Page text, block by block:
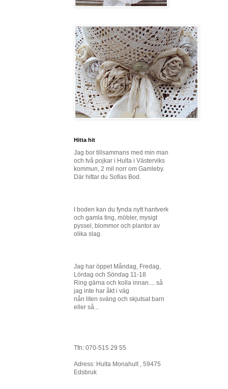
Hitta hit
Jag bor tillsammans med min man
och två pojkar i Hulta i Västerviks
kommun, 2 mil norr om Gamleby.
Där hittar du Sofias Bod.
I boden kan du fynda nytt hantverk
och gamla ting, möbler, mysigt
pyssel, blommor och plantor av
olika slag.
Jag har öppet Måndag, Fredag,
Lördag och Söndag 11-18
Ring gärna och kolla innan.... så
jag inte har åkt i väg
nån liten sväng och skjutsat barn
eller så...
Tfn: 070-515 29 55
Adress: Hulta Monahult , 59475
Edsbruk